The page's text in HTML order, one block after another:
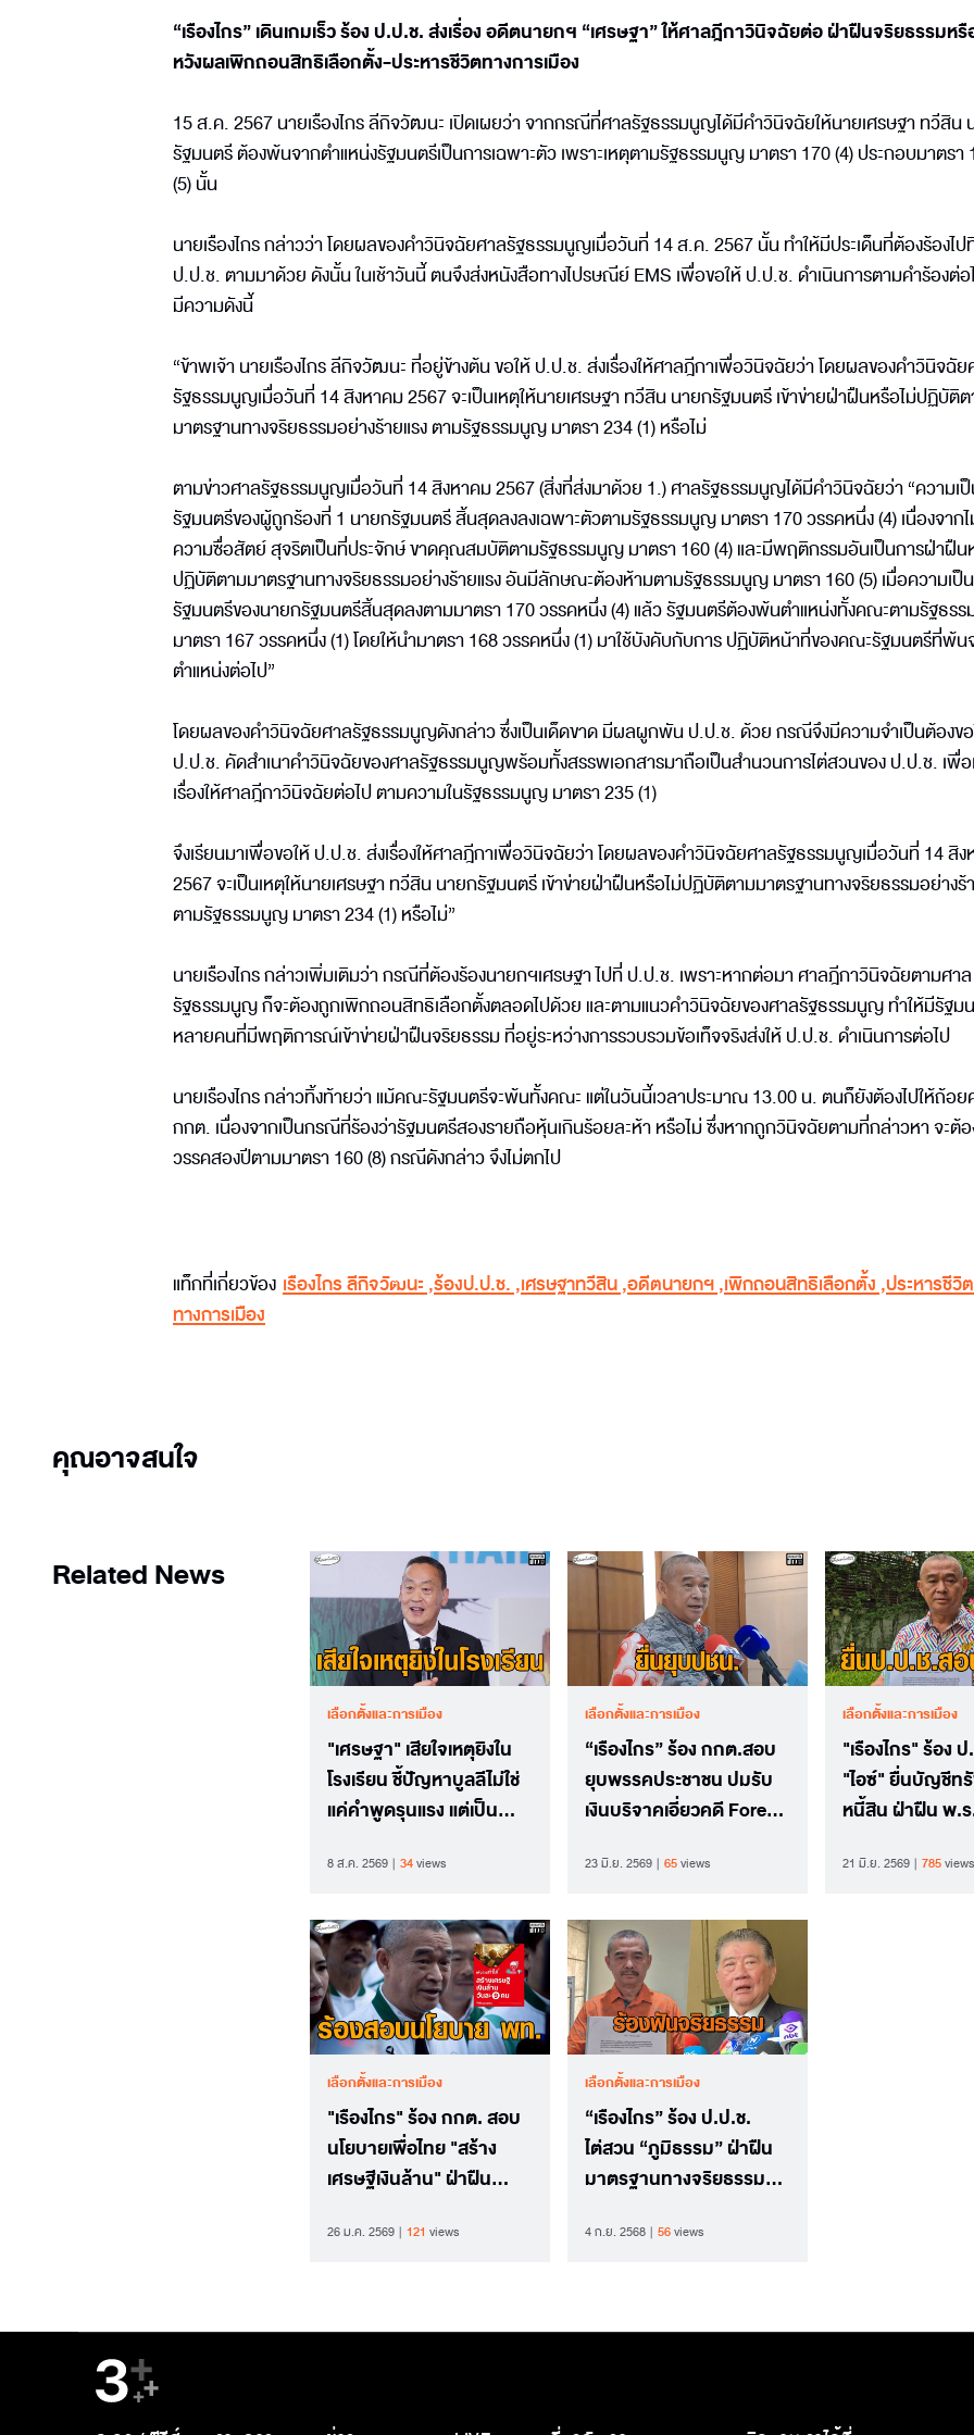
“เรืองไกร” เดินเกมเร็ว ร้อง ป.ป.ช. ส่งเรื่อง อดีตนายกฯ “เศรษฐา” ให้ศาลฎีกาวินิจฉัยต่อ ฝ่าฝืนจริยธรรมหรื
หวังผลเพิกถอนสิทธิเลือกตั้ง-ประหารชีวิตทางการเมือง
15 ส.ค. 2567 นายเรืองไกร ลีกิจวัฒนะ เปิดเผยว่า จากกรณีที่ศาลรัฐธรรมนูญได้มีคำวินิจฉัยให้นายเศรษฐา ทวีสิน
รัฐมนตรี ต้องพ้นจากตำแหน่งรัฐมนตรีเป็นการเฉพาะตัว เพราะเหตุตามรัฐธรรมนูญ มาตรา 170 (4) ประกอบมาตรา
(5) นั้น
นายเรืองไกร กล่าวว่า โดยผลของคำวินิจฉัยศาลรัฐธรรมนูญเมื่อวันที่ 14 ส.ค. 2567 นั้น ทำให้มีประเด็นที่ต้องร้องไป
ป.ป.ช. ตามมาด้วย ดังนั้น ในเช้าวันนี้ ตนจึงส่งหนังสือทางไปรษณีย์ EMS เพื่อขอให้ ป.ป.ช. ดำเนินการตามคำร้องต่อ
มีความดังนี้
“ข้าพเจ้า นายเรืองไกร ลีกิจวัฒนะ ที่อยู่ข้างต้น ขอให้ ป.ป.ช. ส่งเรื่องให้ศาลฎีกาเพื่อวินิจฉัยว่า โดยผลของคำวินิจฉัย
รัฐธรรมนูญเมื่อวันที่ 14 สิงหาคม 2567 จะเป็นเหตุให้นายเศรษฐา ทวีสิน นายกรัฐมนตรี เข้าข่ายฝ่าฝืนหรือไม่ปฏิบัติ
มาตรฐานทางจริยธรรมอย่างร้ายแรง ตามรัฐธรรมนูญ มาตรา 234 (1) หรือไม่
ตามข่าวศาลรัฐธรรมนูญเมื่อวันที่ 14 สิงหาคม 2567 (สิ่งที่ส่งมาด้วย 1.) ศาลรัฐธรรมนูญได้มีคำวินิจฉัยว่า “ความเ
รัฐมนตรีของผู้ถูกร้องที่ 1 นายกรัฐมนตรี สิ้นสุดลงลงเฉพาะตัวตามรัฐธรรมนูญ มาตรา 170 วรรคหนึ่ง (4) เนื่องจาก
ความซื่อสัตย์ สุจริตเป็นที่ประจักษ์ ขาดคุณสมบัติตามรัฐธรรมนูญ มาตรา 160 (4) และมีพฤติกรรมอันเป็นการฝ่าฝืน
ปฏิบัติตามมาตรฐานทางจริยธรรมอย่างร้ายแรง อันมีลักษณะต้องห้ามตามรัฐธรรมนูญ มาตรา 160 (5) เมื่อความเป็น
รัฐมนตรีของนายกรัฐมนตรีสิ้นสุดลงตามมาตรา 170 วรรคหนึ่ง (4) แล้ว รัฐมนตรีต้องพ้นตำแหน่งทั้งคณะตามรัฐธร
มาตรา 167 วรรคหนึ่ง (1) โดยให้นำมาตรา 168 วรรคหนึ่ง (1) มาใช้บังคับกับการ ปฏิบัติหน้าที่ของคณะรัฐมนตรีที่พ้น
ตำแหน่งต่อไป”
โดยผลของคำวินิจฉัยศาลรัฐธรรมนูญดังกล่าว ซึ่งเป็นเด็ดขาด มีผลผูกพัน ป.ป.ช. ด้วย กรณีจึงมีความจำเป็นต้องข
ป.ป.ช. คัดสำเนาคำวินิจฉัยของศาลรัฐธรรมนูญพร้อมทั้งสรรพเอกสารมาถือเป็นสำนวนการไต่สวนของ ป.ป.ช. เพื่
เรื่องให้ศาลฎีกาวินิจฉัยต่อไป ตามความในรัฐธรรมนูญ มาตรา 235 (1)
จึงเรียนมาเพื่อขอให้ ป.ป.ช. ส่งเรื่องให้ศาลฎีกาเพื่อวินิจฉัยว่า โดยผลของคำวินิจฉัยศาลรัฐธรรมนูญเมื่อวันที่ 14 สิ
2567 จะเป็นเหตุให้นายเศรษฐา ทวีสิน นายกรัฐมนตรี เข้าข่ายฝ่าฝืนหรือไม่ปฏิบัติตามมาตรฐานทางจริยธรรมอย่างร้
ตามรัฐธรรมนูญ มาตรา 234 (1) หรือไม่”
นายเรืองไกร กล่าวเพิ่มเติมว่า กรณีที่ต้องร้องนายกฯเศรษฐา ไปที่ ป.ป.ช. เพราะหากต่อมา ศาลฎีกาวินิจฉัยตามศาล
รัฐธรรมนูญ ก็จะต้องถูกเพิกถอนสิทธิเลือกตั้งตลอดไปด้วย และตามแนวคำวินิจฉัยของศาลรัฐธรรมนูญ ทำให้มีรัฐม
หลายคนที่มีพฤติการณ์เข้าข่ายฝ่าฝืนจริยธรรม ที่อยู่ระหว่างการรวบรวมข้อเท็จจริงส่งให้ ป.ป.ช. ดำเนินการต่อไป
นายเรืองไกร กล่าวทิ้งท้ายว่า แม้คณะรัฐมนตรีจะพ้นทั้งคณะ แต่ในวันนี้เวลาประมาณ 13.00 น. ตนก็ยังต้องไปให้ถ้อ
กกต. เนื่องจากเป็นกรณีที่ร้องว่ารัฐมนตรีสองรายถือหุ้นเกินร้อยละห้า หรือไม่ ซึ่งหากถูกวินิจฉัยตามที่กล่าวหา จะต้อ
วรรคสองปีตามมาตรา 160 (8) กรณีดังกล่าว จึงไม่ตกไป
แท็กที่เกี่ยวข้อง เรืองไกร ลีกิจวัฒนะ ,ร้องป.ป.ช. ,เศรษฐาทวีสิน,อดีตนายกฯ,เพิกถอนสิทธิเลือกตั้ง ,ประหารชีวิต
ทางการเมือง
คุณอาจสนใจ
Related News
เลือกตั้งและการเมือง
"เศรษฐา" เสียใจเหตุยิงใน
โรงเรียน ชี้ปัญหาบูลลีไม่ใช่
แค่คำพูดรุนแรง แต่เป็น
8 ส.ค. 2569 34views
เลือกตั้งและการเมือง
“เรืองไกร” ร้อง กกต.สอบ
ยุบพรรคประชาชน ปมรับ
เงินบริจาคเอี่ยวคดี Forex
23 มิ.ย. 2569 65views
เลือกตั้งและการเมือง
"เรืองไกร" ร้อง
"ไอซ์" ยื่นบัญชีท
หนี้สิน ฝ่าฝืน พ.
21 มิ.ย. 2569 785views
เลือกตั้งและการเมือง
"เรืองไกร" ร้อง กกต. สอบ
นโยบายเพื่อไทย "สร้าง
เศรษฐีเงินล้าน" ฝ่าฝืน
ไม่
26 ม.ค. 2569 121 views
เลือกตั้งและการเมือง
“เรืองไกร” ร้อง ป.ป.ช.
ไต่สวน “ภูมิธรรม” ฝ่าฝืน
มาตรฐานทางจริยธรรม
4 ก.ย. 2568 56views